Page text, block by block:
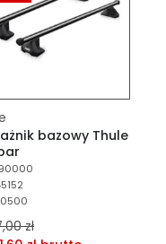
bazowy Thule
zł